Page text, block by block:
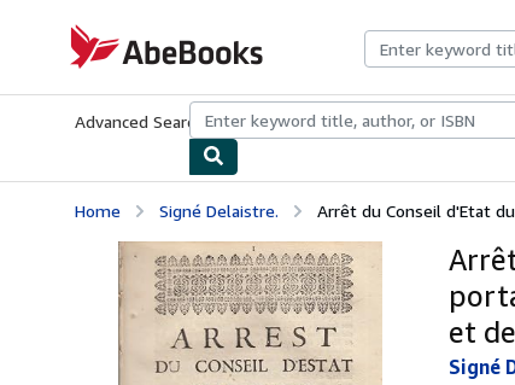
AbeBooks.com
Advanced Search Browse CollectionsRare BooksArt &
Home Signé Delaistre. Arrêt du Conseil d'Etat
et
Signé